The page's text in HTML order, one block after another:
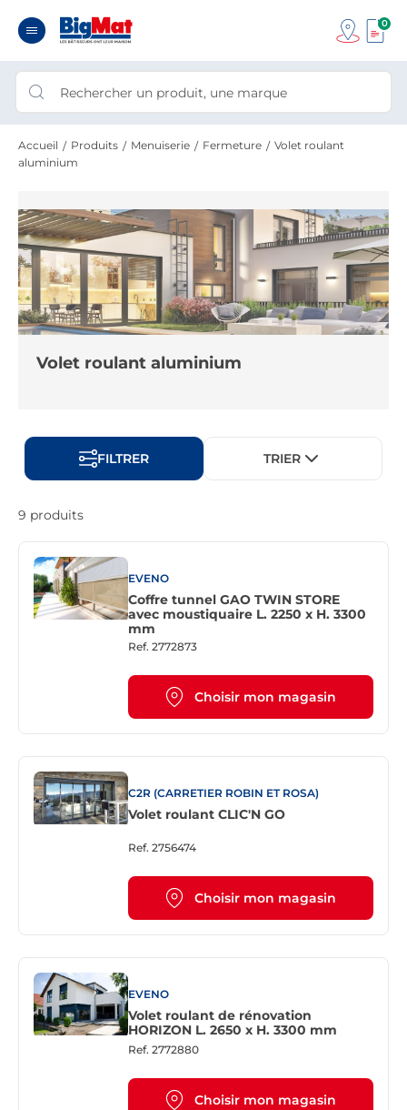
0
Accueil Produits Menuiserie Fermeture
Volet roulant
aluminium
Volet roulant aluminium
FILTRER TRIER
9 produits
EVENO
Coffre tunnel GAO TWIN STORE
avec moustiquaire L. 2250 x H. 3300
mm
Ref. 2772873
Choisir mon magasin
C2R (CARRETIER ROBIN ET ROSA)
Volet roulant CLIC'N GO
Ref. 2756474
Choisir mon magasin
EVENO
Volet roulant de rénovation
HORIZON L. 2650 x H. 3300 mm
Ref. 2772880
Choisir mon magasin